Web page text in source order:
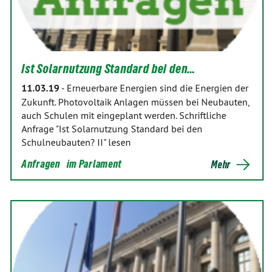
Ist Solarnutzung Standard bei den…
11.03.19 - Erneuerbare Energien sind die Energien der
Zukunft. Photovoltaik Anlagen müssen bei Neubauten,
auch Schulen mit eingeplant werden. Schriftliche
Anfrage "Ist Solarnutzung Standard bei den
Schulneubauten? II" lesen
Anfragen im Parlament Mehr